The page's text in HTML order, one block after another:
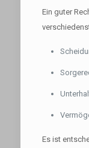
Ein guter
Es ist